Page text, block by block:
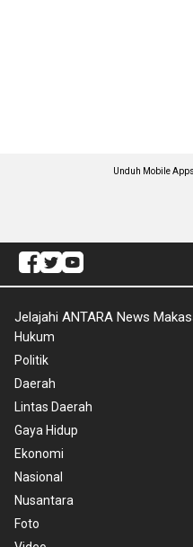
Unduh Mobile
Hukum
Politik
Daerah
Lintas Daerah
Gaya Hidup
Ekonomi
Nasional
Nusantara
Foto
Video